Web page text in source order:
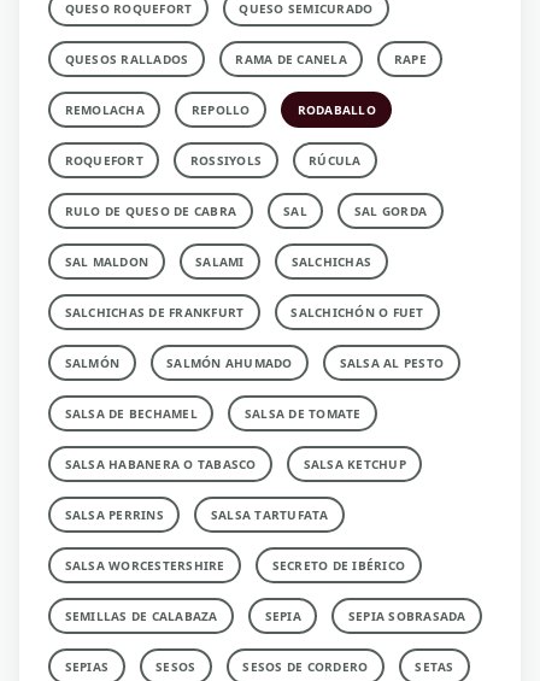
QUESO ROQUEFORT QUESO SEMICURADO
QUESOS RALLADOS RAMA DE CANELA RAPE
REMOLACHA REPOLLO RODABALLO
ROQUEFORT ROSSIYOLS RÚCULA
RULO DE QUESO DE CABRA SAL SAL GORDA
SAL MALDON SALAMI SALCHICHAS
SALCHICHAS DE FRANKFURT SALCHICHÓN O FUET
SALMÓN SALMÓN AHUMADO SALSA AL PESTO
SALSA DE BECHAMEL SALSA DE TOMATE
SALSA HABANERA O TABASCO SALSA KETCHUP
SALSA PERRINS SALSA TARTUFATA
SALSA WORCESTERSHIRE SECRETO DE IBÉRICO
SEMILLAS DE CALABAZA SEPIA SEPIA SOBRASADA
SEPIAS SESOS SESOS DE CORDERO SETAS